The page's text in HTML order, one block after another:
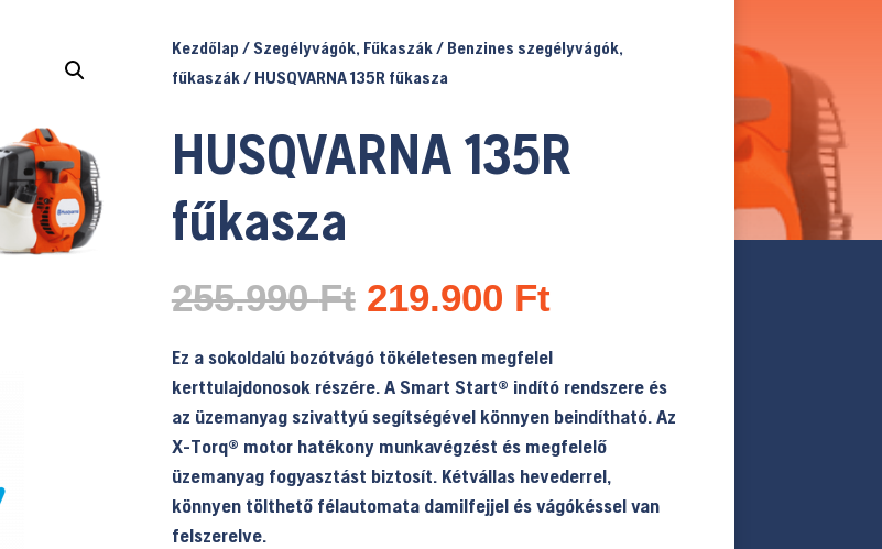
Kezdőlap /Szegélyvágók, Fűkaszák/ Benzines szegélyvágók,
fűkaszák/ HUSQVARNA 135R fűkasza
HUSQVARNA 135R
fűkasza
255.990Ft Original
was:
255.990 Ft.
219.900 FtCurrent
is:
219.900 Ft.
Ez a sokoldalú bozótvágó tökéletesen megfelel
kerttulajdonosok részére. A Smart Start® indító rendszere és
az üzemanyag szivattyú segítségével könnyen beindítható. Az
X-Torq® motor hatékony munkavégzést és megfelelő
üzemanyag fogyasztást biztosít. Kétvállas hevederrel,
könnyen tölthető félautomata damilfejjel és vágókéssel van
felszerelve.